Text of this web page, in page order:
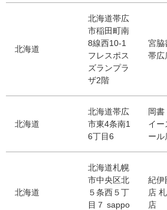
北海道
北海道帯広
市稲田町南
8線西10-1
フレスポス
ズランプラ
ザ2階
宮脇
帯広
北海道
北海道帯広
市東4条南1
6丁目6
岡
イー
ール
北海道
北海道札幌
市中央区北
５条西５丁
目７ sappo
紀伊
店
店